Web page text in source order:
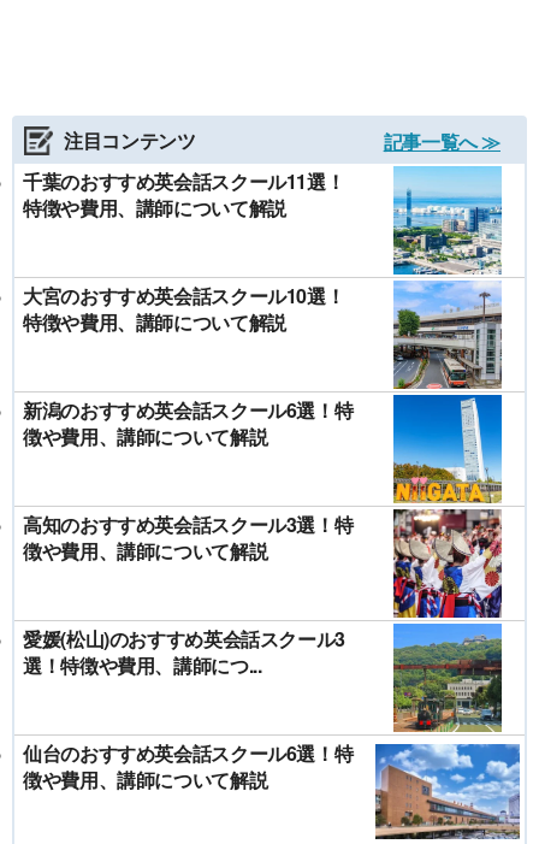
注目コンテンツ
記事一覧へ ≫
千葉のおすすめ英会話スクール11選！
特徴や費用、講師について解説
大宮のおすすめ英会話スクール10選！
特徴や費用、講師について解説
新潟のおすすめ英会話スクール6選！特
徴や費用、講師について解説
高知のおすすめ英会話スクール3選！特
徴や費用、講師について解説
愛媛(松山)のおすすめ英会話スクール3
選！特徴や費用、講師につ...
仙台のおすすめ英会話スクール6選！特
徴や費用、講師について解説